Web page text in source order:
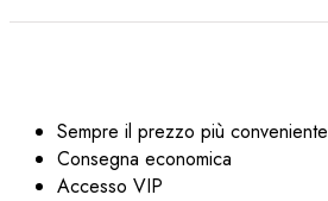
Sempre il prezzo più conveniente
Consegna economica
Accesso VIP